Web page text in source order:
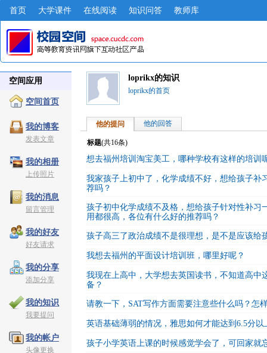
首页 大学课件 在线阅读 知识问答 教师库
空间应用
空间首页
我的博客
发表文章
我的相册
上传照片
我的消息
留言管理
我的好友
好友请求
我的分享
添加分享
我的知识
我要提问
我的帐户
头像更换
loprikx的知识
loprikx的首页
他的提问 他的回答
标题(共16条)
想去福州培训淘宝美工，哪种学校有这样的培训
我家孩子上初中了，化学成绩不好，想给孩子补
荐吗？
孩子初中化学成绩不及格，想给孩子针对性补习
用都很高，各位有什么好的推荐吗？
孩子高三了政治成绩不是很理想，是不是应该给
我想去福州的平面设计培训班，哪里好呢？
我现在上高中，大学想去英国读书，不知道高中
备？
请教一下，SAT写作方面需要注意些什么吗？怎
英语基础薄弱的情况，雅思如何才能达到6.5分以
孩子小学英语上课的时候感觉学会了，可回家就